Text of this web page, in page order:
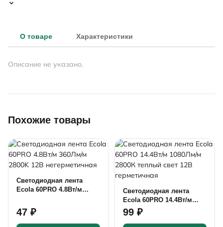
О товаре Характеристики
Описание не указано.
Похожие товары
Светодиодная лента
Ecola 60PRO 4.8Вт/м
негерметичная
47 ₽
Светодиодная лента
Ecola 60PRO 14.4Вт/м
1080Лм/м 2800К теплый
свет 12В герметичная
99 ₽